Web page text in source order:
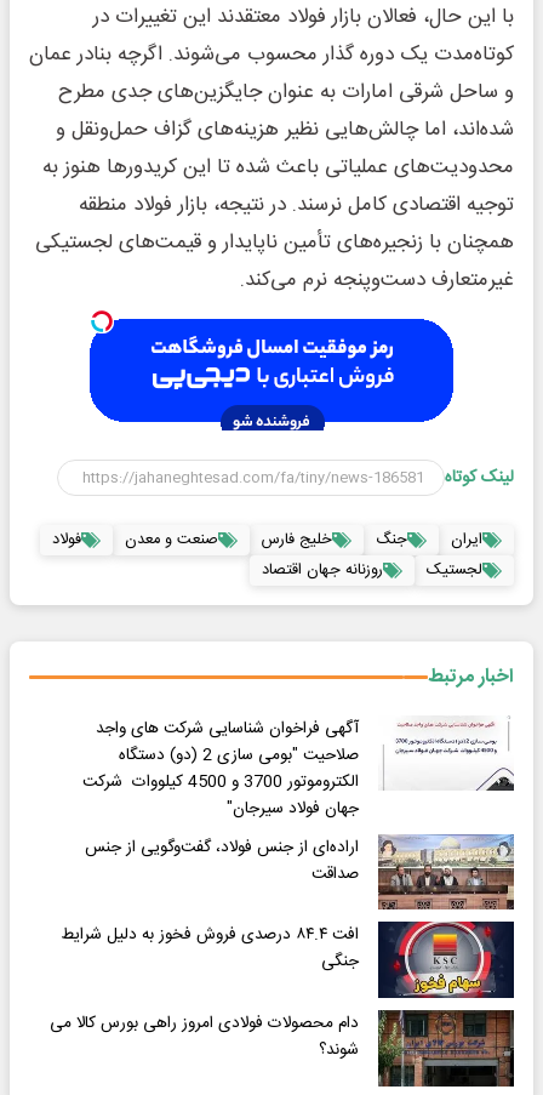
با این حال، فعالان بازار فولاد معتقدند این تغییرات در
کوتاه‌مدت یک دوره گذار محسوب می‌شوند. اگرچه بنادر عمان
و ساحل شرقی امارات به عنوان جایگزین‌های جدی مطرح
شده‌اند، اما چالش‌هایی نظیر هزینه‌های گزاف حمل‌ونقل و
محدودیت‌های عملیاتی باعث شده تا این کریدورها هنوز به
توجیه اقتصادی کامل نرسند. در نتیجه، بازار فولاد منطقه
همچنان با زنجیره‌های تأمین ناپایدار و قیمت‌های لجستیکی
غیرمتعارف دست‌وپنجه نرم می‌کند.
لینک کوتاه
ایران جنگ خلیج فارس صنعت و معدن
فولاد
لجستیک
روزنانه جهان اقتصاد
اخبار مرتبط
آگهی فراخوان شناسایی شرکت های واجد
صلاحیت "بومی سازی 2 (دو) دستگاه
الکتروموتور 3700 و 4500 کیلووات ‏ شرکت
جهان فولاد سیرجان"
اراده‌ای از جنس فولاد، گفت‌وگویی از جنس
صداقت
افت ۸۴.۴ درصدی فروش فخوز به دلیل شرایط
جنگی
دام محصولات فولادی امروز راهی بورس کالا می
شوند؟